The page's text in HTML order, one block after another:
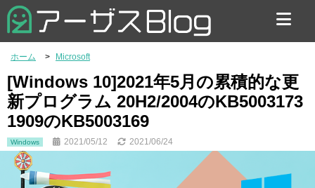
お問い合わせ
ホーム Microsoft
[Windows 10]2021年5月の累積的な更
新プログラム 20H2/2004のKB5003173
1909のKB5003169
Windows 2021/05/12 2021/06/24